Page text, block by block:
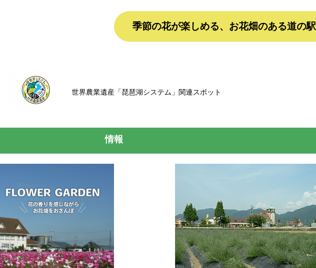
季節の花が楽しめる、お花畑のある道の駅
世界農業遺産「琵琶湖システム」関連スポット
情報